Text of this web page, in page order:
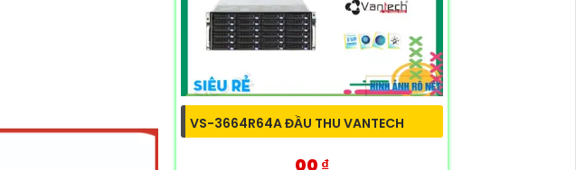
VS-3664R64A ĐẦU THU VANTECH
00 ₫